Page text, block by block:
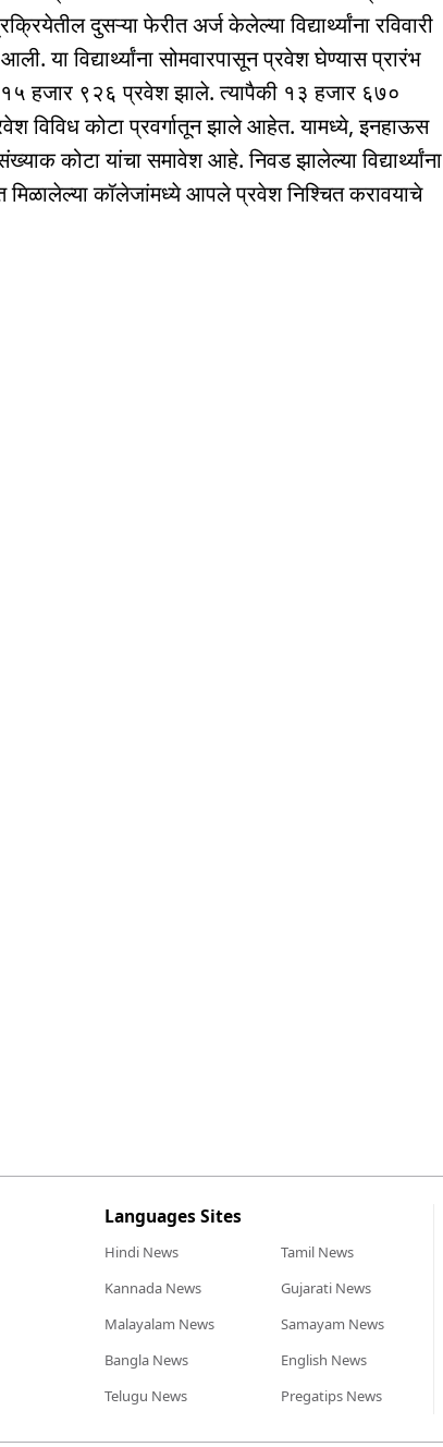
दुसऱ्या फेरीत अर्ज केलेल्या विद्यार्थ्यांना रविवारी
या विद्यार्थ्यांना सोमवारपासून प्रवेश घेण्यास प्रारंभ
हजार ९२६ प्रवेश झाले. त्यापैकी १३ हजार ६७०
विविध कोटा प्रवर्गातून झाले आहेत. यामध्ये, इनहाऊस
कोटा यांचा समावेश आहे. निवड झालेल्या विद्यार्थ्यांना
मिळालेल्या कॉलेजांमध्ये आपले प्रवेश निश्चित करावयाचे
Languages Sites
HindiNews
KannadaNews
Malayalam News
BanglaNews
Telugu News
TamilNews
GujaratiNews
Samayam News
English News
PregatipsNews